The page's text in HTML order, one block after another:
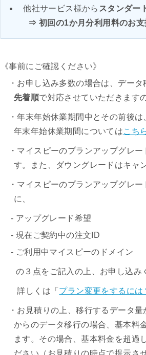
他社サービス様から スタンダー
⇒ 初回の1か月分利用料のお
《事前にご確認ください》
・お申し込み多数の場合は、デー
先着順で対応させていただきます
・年末年始休業期間中とその前後
年末年始休業期間についてはこち
・マイスピーのプランアップグレ
す。また、ダウングレードはキャ
・マイスピーのプランアップグレ
に、
‐ アップグレード希望
‐ 現在ご契約中の注文ID
‐ ご利用中マイスピーのドメイン
の３点をご記入の上、お申し込み
詳しくは「 プラン変更をするには
・お見積りの上、移行するデータ
からのデータ移行の場合、基本料
ます。その場合、基本料金を超過
ださい（お見積りの時点で提示さ